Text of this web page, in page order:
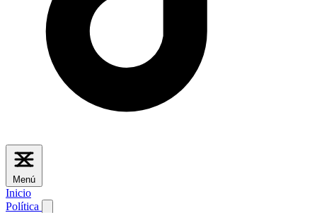
Menú
Inicio
Política